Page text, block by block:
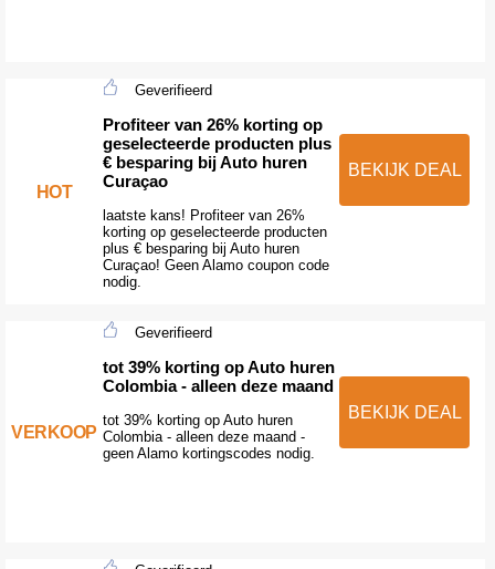
HOT
Geverifieerd
Profiteer van 26% korting op
geselecteerde producten plus
€ besparing bij Auto huren
Curaçao
laatste kans! Profiteer van 26%
korting op geselecteerde producten
plus € besparing bij Auto huren
Curaçao! Geen Alamo coupon code
nodig.
BEKIJK DEAL
VERKOOP
Geverifieerd
tot 39% korting op Auto huren
Colombia - alleen deze maand
tot 39% korting op Auto huren
Colombia - alleen deze maand -
geen Alamo kortingscodes nodig.
BEKIJK DEAL